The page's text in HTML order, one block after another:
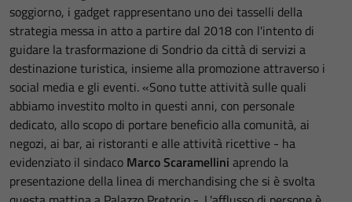
soggiorno, i gadget rappresentano uno dei tasselli della
strategia messa in atto a partire dal 2018 con l'intento di
guidare la trasformazione di Sondrio da città di servizi a
destinazione turistica, insieme alla promozione attraverso i
social media e gli eventi. «Sono tutte attività sulle quali
abbiamo investito molto in questi anni, con personale
dedicato, allo scopo di portare beneficio alla comunità, ai
negozi, ai bar, ai ristoranti e alle attività ricettive - ha
evidenziato il sindaco Marco Scaramellini aprendo la
presentazione della linea di merchandising che si è svolta